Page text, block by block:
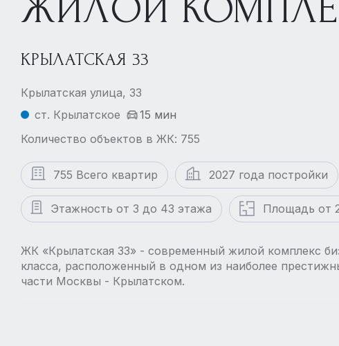
ЖИЛОЙ
КРЫЛАТСКАЯ 33
Крылатская улица, 33
ст. Крылатское
15 мин
Количество объектов в ЖК: 755
755 Всего квартир 2027 года постройки
Этажность от 3 до 43 этажа Площадь от
ЖК «Крылатская 33» - современный жилой комплекс
класса, расположенный в одном из наиболее
части Москвы - Крылатском.